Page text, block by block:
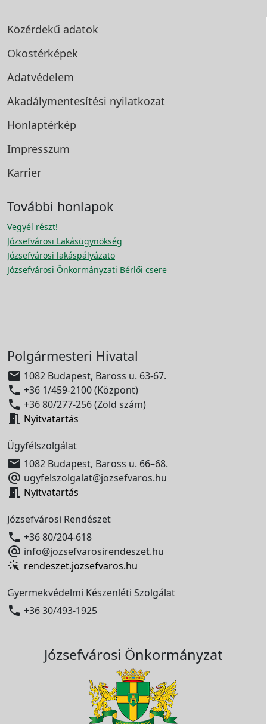
Közérdekű adatok
Okostérképek
Adatvédelem
Akadálymentesítési nyilatkozat
Honlaptérkép
Impresszum
Karrier
További honlapok
Vegyél részt!
Józsefvárosi Lakásügynökség
Józsefvárosi lakáspályázato
Józsefvárosi Önkormányzati Bérlői csere
Polgármesteri Hivatal
 1082 Budapest, Baross u. 63-67.
 +36 1/459-2100 (Központ)
 +36 80/277-256 (Zöld szám)
 Nyitvatartás
Ügyfélszolgálat
 1082 Budapest, Baross u. 66–68.
 ugyfelszolgalat@jozsefvaros.hu
 Nyitvatartás
Józsefvárosi Rendészet
 +36 80/204-618
 info@jozsefvarosirendeszet.hu
rendeszet.jozsefvaros.hu
Gyermekvédelmi Készenléti Szolgálat
 +36 30/493-1925
Józsefvárosi Önkormányzat